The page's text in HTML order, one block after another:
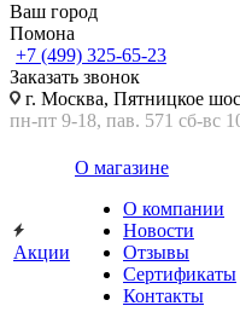
Ваш город
Помона
+7 (499) 325-65-23
Заказать звонок
г. Москва, Пятницкое
пн-пт 9-18, пав. 571 сб-вс
Акции
О магазине
О компании
Новости
Отзывы
Сертификаты
Контакты